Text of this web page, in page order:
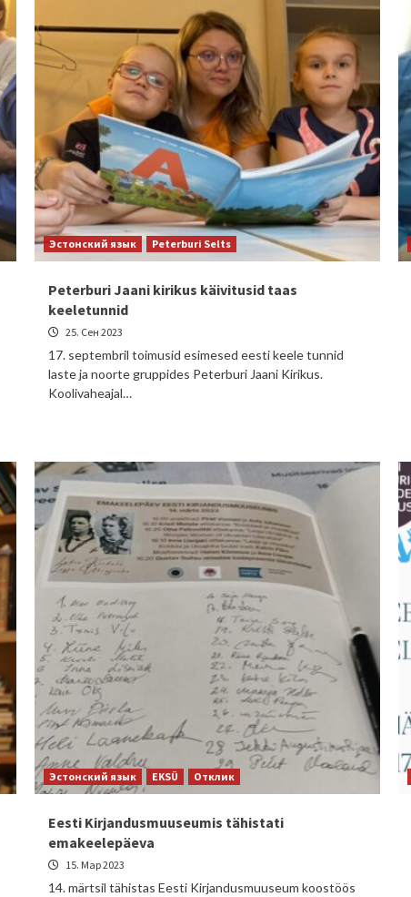
Эстонский язык Peterburi Selts
Peterburi Jaani kirikus käivitusid taas
keeletunnid
25. Сен 2023
17. septembril toimusid esimesed eesti keele tunnid
laste ja noorte gruppides Peterburi Jaani Kirikus.
Koolivaheajal…
Эстонский язык EKSÜ Отклик
Eesti Kirjandusmuuseumis tähistati
emakeelepäeva
15. Мар 2023
14. märtsil tähistas Eesti Kirjandusmuuseum koostöös